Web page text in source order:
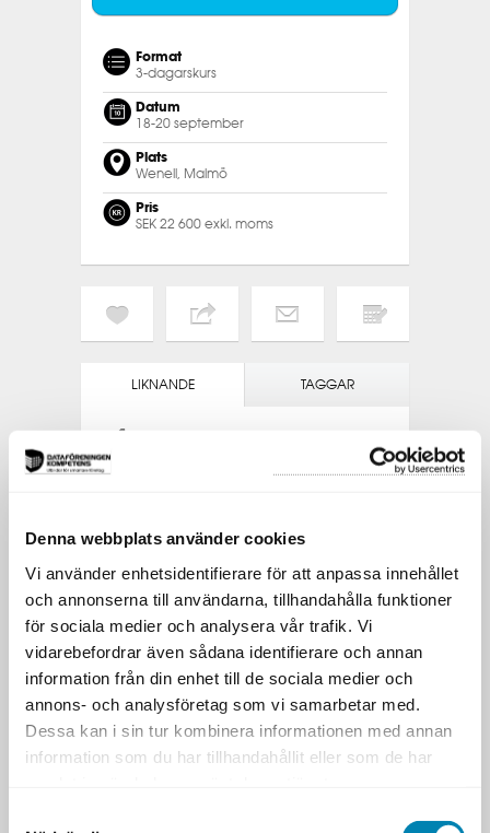
Denna webbplats använder cookies
Vi använder enhetsidentifierare för att anpassa innehållet
och annonserna till användarna, tillhandahålla funktioner
för sociala medier och analysera vår trafik. Vi
vidarebefordrar även sådana identifierare och annan
information från din enhet till de sociala medier och
annons- och analysföretag som vi samarbetar med.
Dessa kan i sin tur kombinera informationen med annan
information som du har tillhandahållit eller som de har
Format
3-dagarskurs
Datum
18-20 september
Plats
Wenell, Malmö
Pris
SEK 22 600 exkl. moms
LIKNANDE TAGGAR
PROJEKTLEDARPROGRAMMET
PRAKTISK PROJEKTLEDNING
APPLIED PROJECT MANAGEMENT
LEDARSKAP OCH KOMMUNIKATION
AGIL PROJEKTLEDNING